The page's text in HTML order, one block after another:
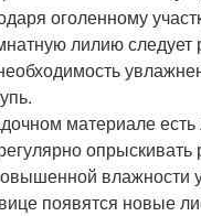
оголенному
лилию следует
материале есть
опрыскивать
влажности
появятся новые